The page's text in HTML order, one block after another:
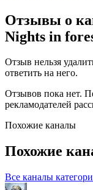
Отзывы о
Nights in
Отзыв нельзя
ответить на него.
Отзывов пока нет.
рекламодателей
Похожие каналы
Похожие
Все каналы